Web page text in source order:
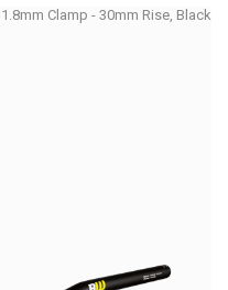
Clamp - 30mm Rise, Black